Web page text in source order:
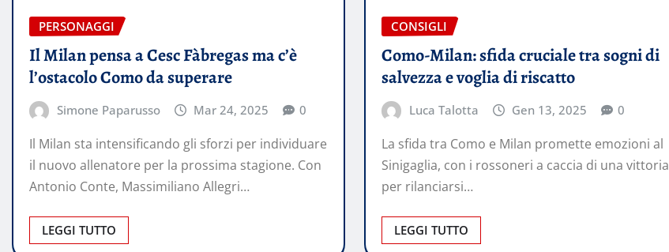
PERSONAGGI
Il Milan pensa a Cesc Fàbregas ma c’è
l’ostacolo Como da superare
Simone Paparusso Mar 24, 2025 0
Il Milan sta intensificando gli sforzi per individuare
il nuovo allenatore per la prossima stagione. Con
Antonio Conte, Massimiliano Allegri…
LEGGI TUTTO
CONSIGLI
Como-Milan: sfida cruciale tra sogni di
salvezza e voglia di riscatto
Luca Talotta Gen 13, 2025 0
La sfida tra Como e Milan promette emozioni al
Sinigaglia, con i rossoneri a caccia di una vittoria
per rilanciarsi…
LEGGI TUTTO